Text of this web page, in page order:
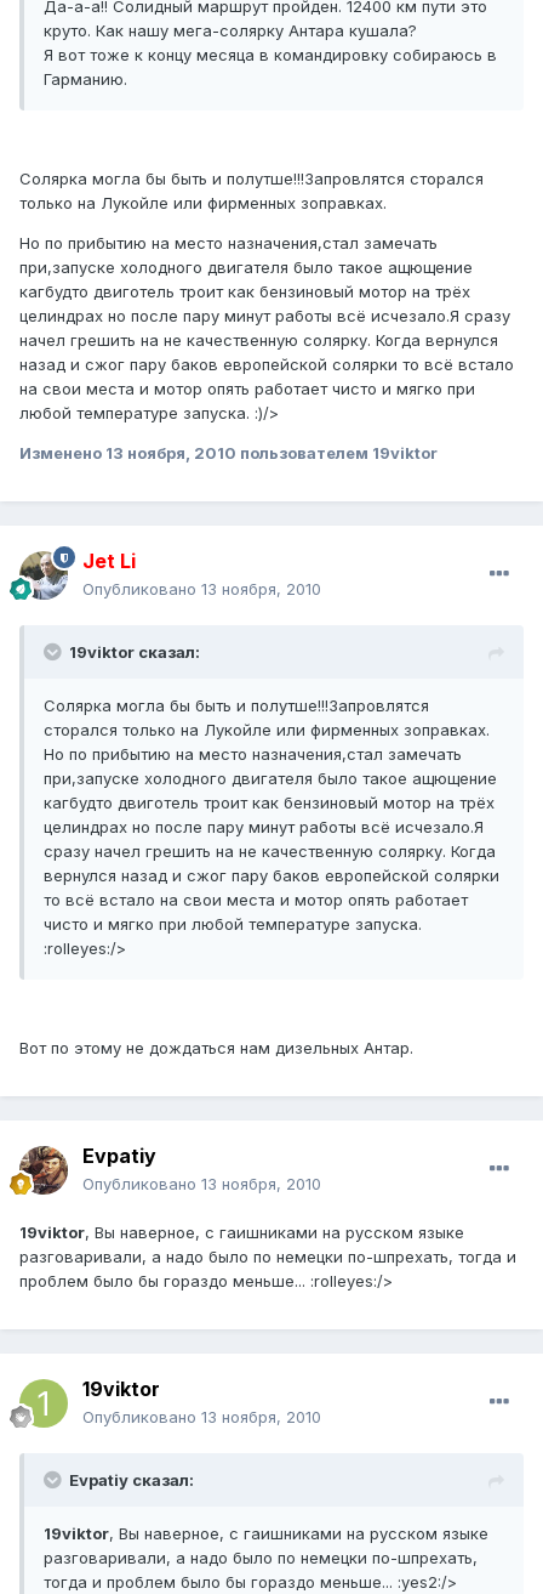
Да-а-а!! Солидный маршрут пройден. 12400 км пути это
круто. Как нашу мега-солярку Антара кушала?
Я вот тоже к концу месяца в командировку собираюсь в
Гарманию.
Солярка могла бы быть и полутше!!!Запровлятся сторался
только на Лукойле или фирменных зоправках.
Но по прибытию на место назначения,стал замечать
при,запуске холодного двигателя было такое ащющение
кагбудто двиготель троит как бензиновый мотор на трёх
целиндрах но после пару минут работы всё исчезало.Я сразу
начел грешить на не качественную солярку. Когда вернулся
назад и сжог пару баков европейской солярки то всё встало
на свои места и мотор опять работает чисто и мягко при
любой температуре запуска. :)/>
Изменено 13 ноября, 2010 пользователем 19viktor
Jet Li
Опубликовано 13 ноября, 2010
19viktor сказал:
Солярка могла бы быть и полутше!!!Запровлятся
сторался только на Лукойле или фирменных зоправках.
Но по прибытию на место назначения,стал замечать
при,запуске холодного двигателя было такое ащющение
кагбудто двиготель троит как бензиновый мотор на трёх
целиндрах но после пару минут работы всё исчезало.Я
сразу начел грешить на не качественную солярку. Когда
вернулся назад и сжог пару баков европейской солярки
то всё встало на свои места и мотор опять работает
чисто и мягко при любой температуре запуска.
:rolleyes:/>
Вот по этому не дождаться нам дизельных Антар.
Evpatiy
Опубликовано 13 ноября, 2010
19viktor, Вы наверное, с гаишниками на русском языке
разговаривали, а надо было по немецки по-шпрехать, тогда и
проблем было бы гораздо меньше... :rolleyes:/>
19viktor
Опубликовано 13 ноября, 2010
Evpatiy сказал:
19viktor, Вы наверное, с гаишниками на русском языке
разговаривали, а надо было по немецки по-шпрехать,
тогда и проблем было бы гораздо меньше... :yes2:/>